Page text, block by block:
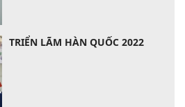
TRIỂN LÃM HÀN QUỐC 2022